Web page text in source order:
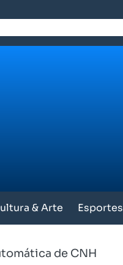
& Arte Esportes
de CNH